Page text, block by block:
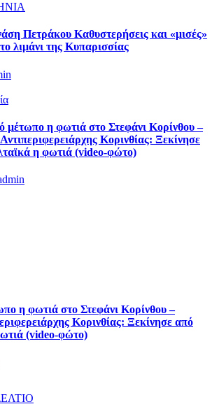
Πετράκου Καθυστερήσεις και «μισές»
λιμάνι της Κυπαρισσίας
μέτωπο η φωτιά στο Στεφάνι Κορίνθου –
Κορινθίας: Ξεκίνησε
η φωτιά (video-φώτο)
η φωτιά στο Στεφάνι Κορίνθου –
Κορινθίας: Ξεκίνησε από
(video-φώτο)